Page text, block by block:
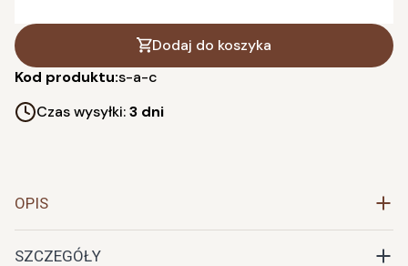
Dodaj do koszyka
Kod produktu:s-a-c
Czas wysyłki:3 dni
OPIS
SZCZEGÓŁY